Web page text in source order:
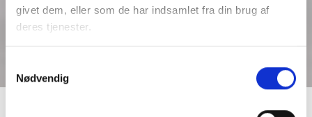
givet dem, eller som de har indsamlet fra din brug af
deres tjenester.
Nødvendig